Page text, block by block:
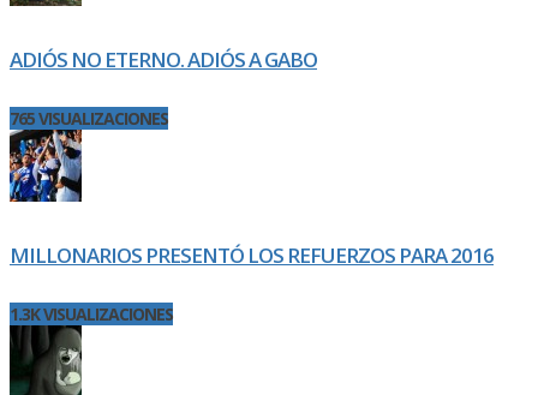
ADIÓS NO ETERNO. ADIÓS A GABO
765 VISUALIZACIONES
MILLONARIOS PRESENTÓ LOS REFUERZOS PARA 2016
1.3K VISUALIZACIONES